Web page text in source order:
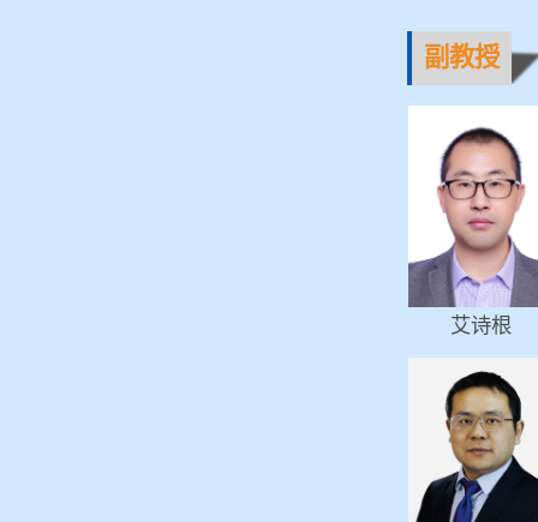
副教授
艾诗根